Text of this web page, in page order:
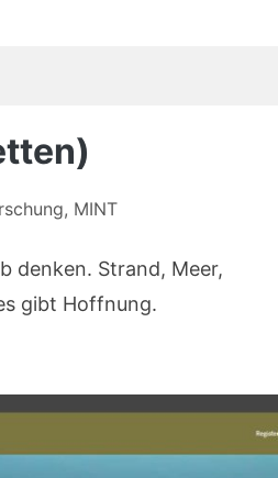
, MINT
denken. Strand, Meer,
gibt Hoffnung.